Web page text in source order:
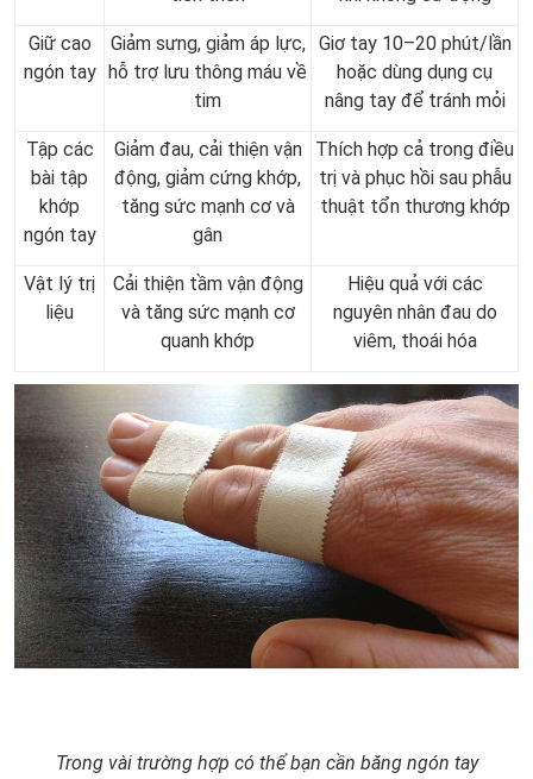
Giữ cao
ngón tay
Giảm sưng, giảm áp lực,
hỗ trợ lưu thông máu về
tim
Giơ tay 10–20 phút/lần
hoặc dùng dụng cụ
nâng tay để tránh mỏi
Tập các
bài tập
khớp
ngón tay
Giảm đau, cải thiện vận
động, giảm cứng khớp,
tăng sức mạnh cơ và
gân
Thích hợp cả trong điều
trị và phục hồi sau phẫu
thuật tổn thương khớp
Vật lý trị
liệu
Cải thiện tầm vận động
và tăng sức mạnh cơ
quanh khớp
Hiệu quả với các
nguyên nhân đau do
viêm, thoái hóa
Trong vài trường hợp có thể bạn cần băng ngón tay